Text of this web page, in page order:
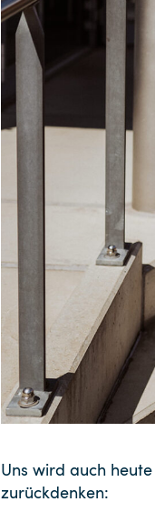
Uns wird auch
zurückdenken: